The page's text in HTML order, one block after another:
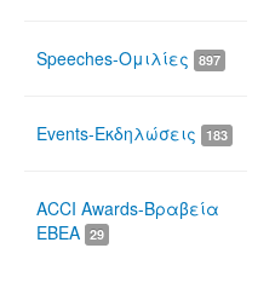
Speeches-Ομιλίες 897
Events-Εκδηλώσεις 183
ACCI Awards-Βραβεία
ΕΒΕΑ 29